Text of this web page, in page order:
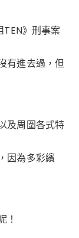
》刑事案
有進去過，但
及周圍各式特
因為多彩繽
！